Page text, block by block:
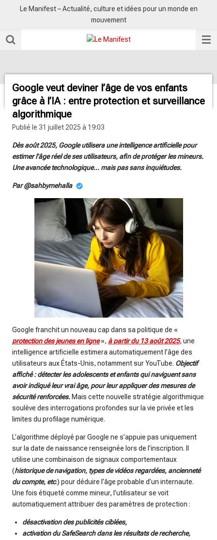
Passer
principal
Le Manifest – Actualité, culture et idées pour un monde en
mouvement
Google veut deviner l’âge de vos enfants
grâce à l’IA : entre protection et surveillance
algorithmique
Publié le 31 juillet 2025 à 19:03
Dès août 2025, Google utilisera une intelligence artificielle pour
estimer l’âge réel de ses utilisateurs, afin de protéger les mineurs.
Une avancée technologique… mais pas sans inquiétudes.
Par @sahbymehalla
Google franchit un nouveau cap dans sa politique de «
protection des jeunes en ligne», à partir du 13 août 2025, une
intelligence artificielle estimera automatiquement l’âge des
utilisateurs aux États-Unis, notamment sur YouTube. Objectif
affiché : détecter les adolescents et enfants qui naviguent sans
avoir indiqué leur vrai âge, pour leur appliquer des mesures de
sécurité renforcées. Mais cette nouvelle stratégie algorithmique
soulève des interrogations profondes sur la vie privée et les
limites du profilage numérique.
L’algorithme déployé par Google ne s’appuie pas uniquement
sur la date de naissance renseignée lors de l’inscription. Il
utilise une combinaison de signaux comportementaux
(historique de navigation, types de vidéos regardées, ancienneté
du compte, etc.) pour déduire l’âge probable d’un internaute.
Une fois étiqueté comme mineur, l’utilisateur se voit
automatiquement attribuer des paramètres de protection :
désactivation des publicités ciblées,
activation du SafeSearch dans les résultats de recherche,